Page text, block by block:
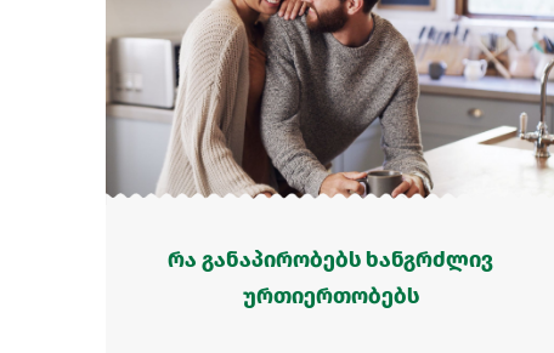
რა განაპირობებს ხანგრძლივ
ურთიერთობებს